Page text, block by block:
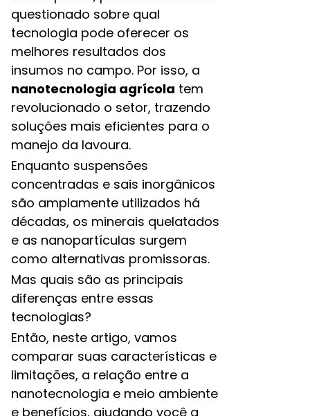
questionado sobre qual
tecnologia pode oferecer os
melhores resultados dos
insumos no campo. Por isso, a
nanotecnologia agrícola tem
revolucionado o setor, trazendo
soluções mais eficientes para o
manejo da lavoura.
Enquanto suspensões
concentradas e sais inorgânicos
são amplamente utilizados há
décadas, os minerais quelatados
e as nanopartículas surgem
como alternativas promissoras.
Mas quais são as principais
diferenças entre essas
tecnologias?
Então, neste artigo, vamos
comparar suas características e
limitações, a relação entre a
nanotecnologia e meio ambiente
e benefícios, ajudando você a